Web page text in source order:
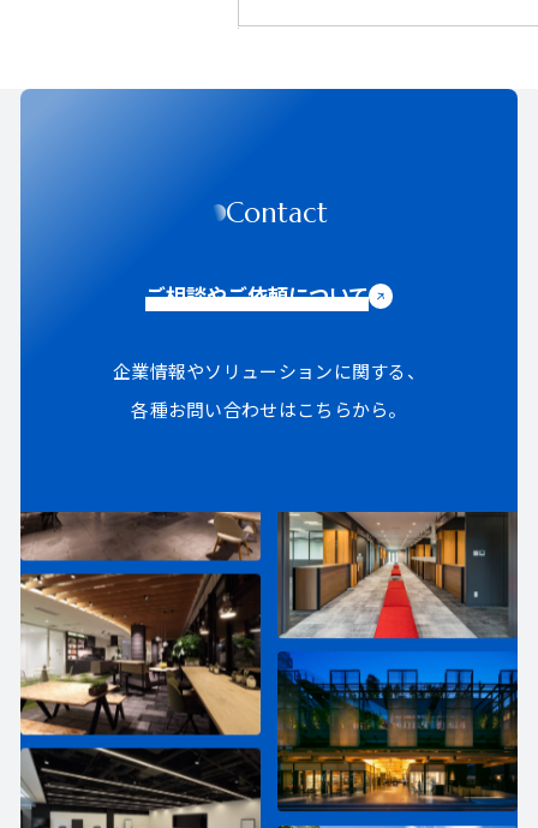
Contact
ご相談やご依頼について
企業情報やソリューションに関する、
各種お問い合わせはこちらから。